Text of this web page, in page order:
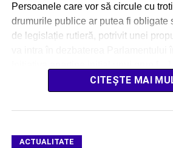
Persoanele care vor să circule cu
drumurile publice ar putea fi obligate
de legislație rutieră, potrivit unei
CITEȘTE MAI
ACTUALITATE